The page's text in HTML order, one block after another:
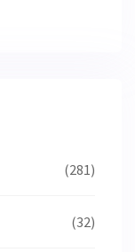
(281)
(32)